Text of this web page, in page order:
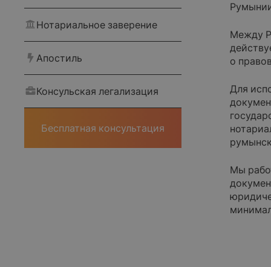
Нотариальное заверение
Апостиль
Консульская легализация
О компании
Бесплатная консультация
Между
о
Для
Мы